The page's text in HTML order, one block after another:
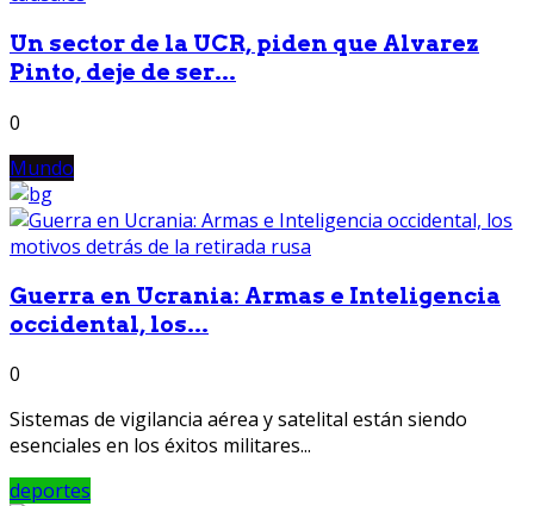
Un sector de la UCR, piden que Alvarez
Pinto, deje de ser...
0
Mundo
Guerra en Ucrania: Armas e Inteligencia
occidental, los...
0
Sistemas de vigilancia aérea y satelital están siendo
esenciales en los éxitos militares...
deportes